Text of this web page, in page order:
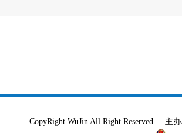
CopyRight WuJin All Right Reserved